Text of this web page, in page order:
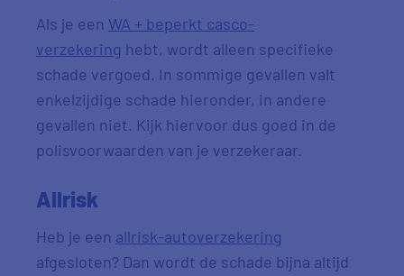
Als je een WA + beperkt casco-
verzekering hebt, wordt alleen specifieke
schade vergoed. In sommige gevallen valt
enkelzijdige schade hieronder, in andere
gevallen niet. Kijk hiervoor dus goed in de
polisvoorwaarden van je verzekeraar.
Allrisk
Heb je een allrisk-autoverzekering
afgesloten? Dan wordt de schade bijna altijd